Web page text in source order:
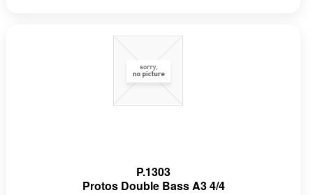
P.1303
Protos Double Bass A3 4/4